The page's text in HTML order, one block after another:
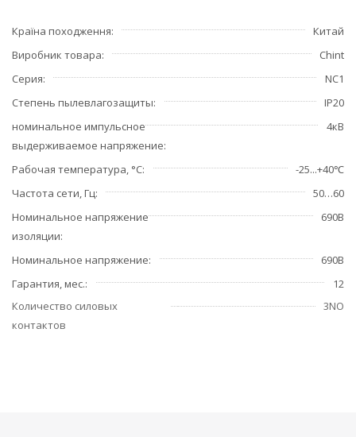
Країна походження
Китай
Виробник товара
Chint
Серия
NC1
Степень пылевлагозащиты
IP20
номинальное импульсное
выдерживаемое напряжение
4кВ
Рабочая температура, °С
-25...+40℃
Частота сети, Гц
50…60
Номинальное напряжение
изоляции
690В
Номинальное напряжение
690В
Гарантия, мес.
12
Количество силовых
контактов
3NO